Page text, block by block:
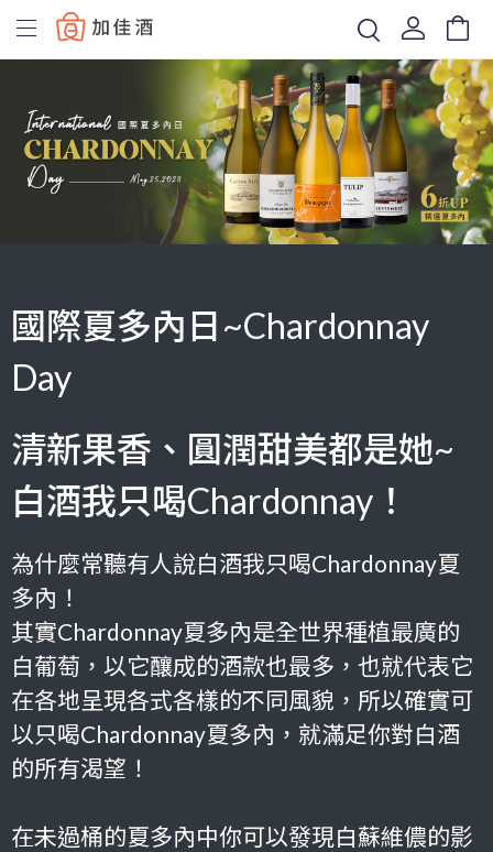
Baccus
國際夏多內日~Chardonnay
Day
清新果香、圓潤甜美都是她~
白酒我只喝Chardonnay！
為什麼常聽有人說白酒我只喝Chardonnay夏
多內！
其實Chardonnay夏多內是全世界種植最廣的
白葡萄，以它釀成的酒款也最多，也就代表它
在各地呈現各式各樣的不同風貌，所以確實可
以只喝Chardonnay夏多內，就滿足你對白酒
的所有渴望！
在未過桶的夏多內中你可以發現白蘇維儂的影